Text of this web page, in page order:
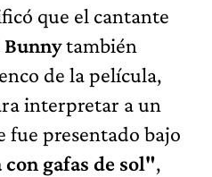
que el cantante
Bunnytambién
de la película,
interpretar a un
fue presentado bajo
gafas de sol",